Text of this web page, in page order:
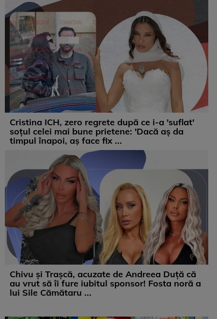
Cristina ICH, zero regrete după ce i-a 'suflat'
soțul celei mai bune prietene: 'Dacă aș da
timpul înapoi, aș face fix ...
Chivu și Trașcă, acuzate de Andreea Duță că
au vrut să îi fure iubitul sponsor! Fosta noră a
lui Sile Cămătaru ...